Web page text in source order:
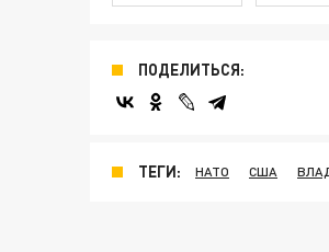
ПОДЕЛИТЬСЯ:
ТЕГИ: НАТО США